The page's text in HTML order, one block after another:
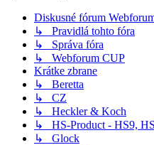
Diskusné fórum
↳ Pravidlá tohto fóra
↳ Správa fóra
↳ Webforum CUP
Krátke zbrane
↳ Beretta
↳ CZ
↳ Heckler & Koch
↳ HS-Product - HS9,
↳ Glock